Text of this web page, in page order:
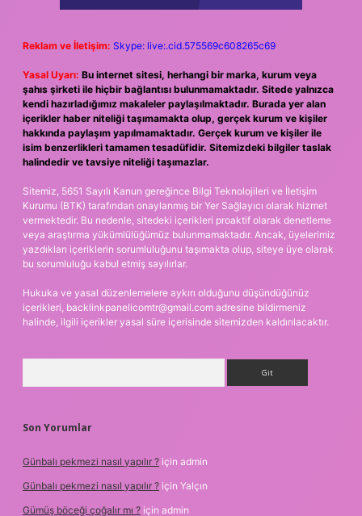
Reklam ve İletişim: Skype: live:.cid.575569c608265c69
Yasal Uyarı: Bu internet sitesi, herhangi bir marka, kurum veya
şahıs şirketi ile hiçbir bağlantısı bulunmamaktadır. Sitede yalnızca
kendi hazırladığımız makaleler paylaşılmaktadır. Burada yer alan
içerikler haber niteliği taşımamakta olup, gerçek kurum ve kişiler
hakkında paylaşım yapılmamaktadır. Gerçek kurum ve kişiler ile
isim benzerlikleri tamamen tesadüfidir. Sitemizdeki bilgiler taslak
halindedir ve tavsiye niteliği taşımazlar.
Sitemiz, 5651 Sayılı Kanun gereğince Bilgi Teknolojileri ve İletişim
Kurumu (BTK) tarafından onaylanmış bir Yer Sağlayıcı olarak hizmet
vermektedir. Bu nedenle, sitedeki içerikleri proaktif olarak denetleme
veya araştırma yükümlülüğümüz bulunmamaktadır. Ancak, üyelerimiz
yazdıkları içeriklerin sorumluluğunu taşımakta olup, siteye üye olarak
bu sorumluluğu kabul etmiş sayılırlar.
Hukuka ve yasal düzenlemelere aykırı olduğunu düşündüğünüz
içerikleri, backlinkpanelicomtr@gmail.com adresine bildirmeniz
halinde, ilgili içerikler yasal süre içerisinde sitemizden kaldırılacaktır.
Son Yorumlar
Günbalı pekmezi nasıl yapılır ? için admin
Günbalı pekmezi nasıl yapılır ? için Yalçın
Gümüş böceği çoğalır mı ? için admin